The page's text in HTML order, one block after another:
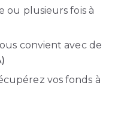
ou plusieurs fois à
convient avec de
vos fonds à